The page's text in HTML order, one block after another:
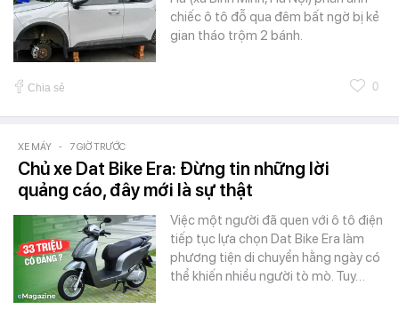
chiếc ô tô đỗ qua đêm bất ngờ bị kẻ
gian tháo trộm 2 bánh.
Chia sẻ 0
XE MÁY - 7 GIỜ TRƯỚC
Chủ xe Dat Bike Era: Đừng tin những lời
quảng cáo, đây mới là sự thật
Việc một người đã quen với ô tô điện
tiếp tục lựa chọn Dat Bike Era làm
phương tiện di chuyển hằng ngày có
thể khiến nhiều người tò mò. Tuy…